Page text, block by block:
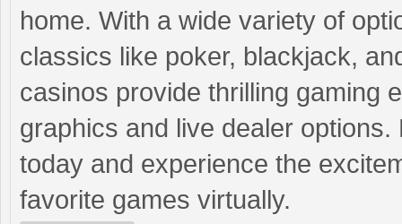
home. With a wide variety of
classics like poker, blackjack,
casinos provide thrilling gaming
graphics and live dealer
today and experience the
favorite games virtually.